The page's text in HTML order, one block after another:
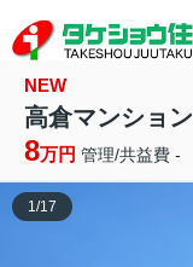
NEW
高倉マンション
8万円 管理/共益費 -
1/17